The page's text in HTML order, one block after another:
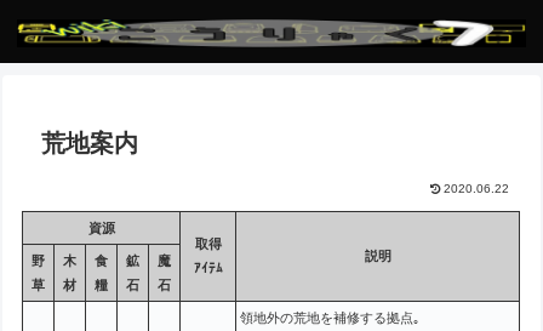
荒地案内
2020.06.22
資源
取得
ｱｲﾃﾑ
説明
野
草
木
材
食
糧
鉱
石
魔
石
領地外の荒地を補修する拠点｡